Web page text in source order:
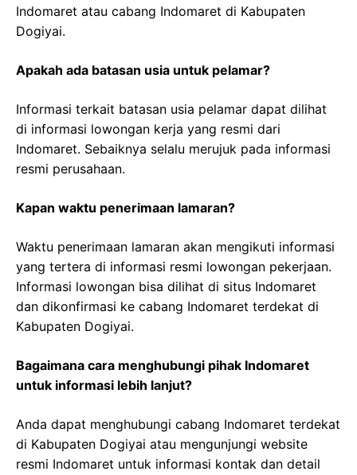
Indomaret atau cabang Indomaret di Kabupaten
Dogiyai.
Apakah ada batasan usia untuk pelamar?
Informasi terkait batasan usia pelamar dapat dilihat
di informasi lowongan kerja yang resmi dari
Indomaret. Sebaiknya selalu merujuk pada informasi
resmi perusahaan.
Kapan waktu penerimaan lamaran?
Waktu penerimaan lamaran akan mengikuti informasi
yang tertera di informasi resmi lowongan pekerjaan.
Informasi lowongan bisa dilihat di situs Indomaret
dan dikonfirmasi ke cabang Indomaret terdekat di
Kabupaten Dogiyai.
Bagaimana cara menghubungi pihak Indomaret
untuk informasi lebih lanjut?
Anda dapat menghubungi cabang Indomaret terdekat
di Kabupaten Dogiyai atau mengunjungi website
resmi Indomaret untuk informasi kontak dan detail